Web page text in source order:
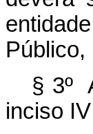
entidade
Púb lico,
§ 3º
inciso